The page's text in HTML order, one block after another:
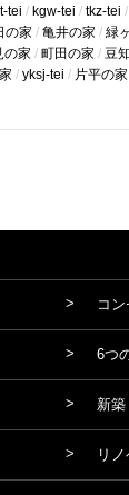
tei kgw-tei tkz-tei
の家 亀井の家 緑
の家 町田の家 豆
yksj-tei 片平の家
コン
6つ
新築
リ